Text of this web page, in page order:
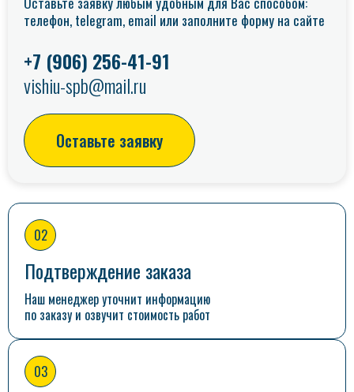
телефон, telegram, email или заполните форму на сайте
+7 (906) 256-41-91
vishiu-spb@mail.ru
Оставьте заявку
02
Подтверждение заказа
Наш менеджер уточнит информацию
по заказу и озвучит стоимость работ
03